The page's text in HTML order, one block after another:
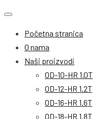
Početna stranica
O nama
Naši proizvodi
OD-10-HR 1.0T
OD-12-HR 1.2T
OD-16-HR 1.6T
OD-18-HR 1.8T